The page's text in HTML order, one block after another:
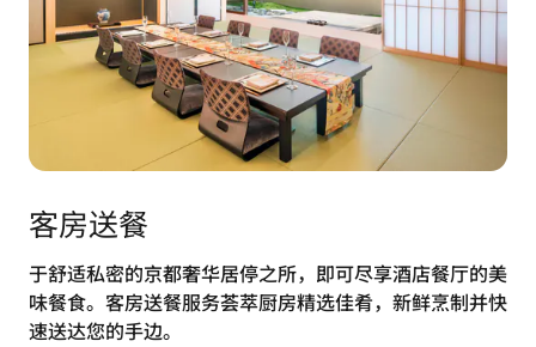
客房送餐
于舒适私密的京都奢华居停之所，即可尽享酒店餐厅的美
味餐食。客房送餐服务荟萃厨房精选佳肴，新鲜烹制并快
速送达您的手边。